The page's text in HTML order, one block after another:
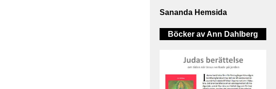
Sananda Hemsida
Böcker av Ann Dahlberg